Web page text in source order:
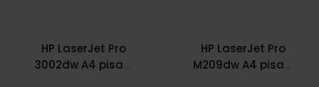
HP LaserJet Pro
3002dw A4 pisač,
HP LaserJet Pro
M209dw A4 pisač,